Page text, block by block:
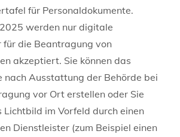
für Personaldokumente.
werden nur digitale
für die Beantragung von
akzeptiert. Sie können das
nach Ausstattung der Behörde bei
vor Ort erstellen oder Sie
Lichtbild im Vorfeld durch einen
Dienstleister (zum Beispiel einen